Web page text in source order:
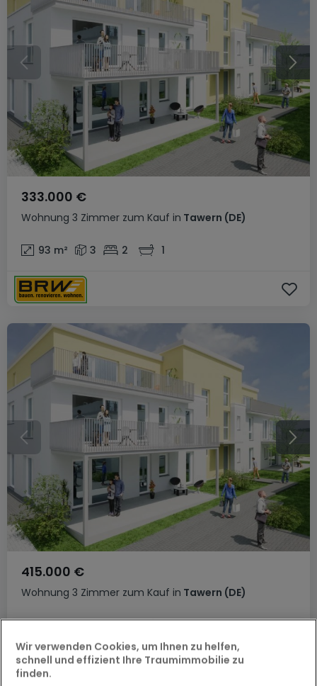
Wohnung 3 Zimmer zum Kauf in Tawern (DE)
333.000 €
93 m² 3 2 1
Wohnung 3 Zimmer zum Kauf in Tawern (DE)
415.000 €
114 m² 3 2 1
Wir verwenden Cookies, um Ihnen zu helfen,
schnell und effizient Ihre Traumimmobilie zu
finden.